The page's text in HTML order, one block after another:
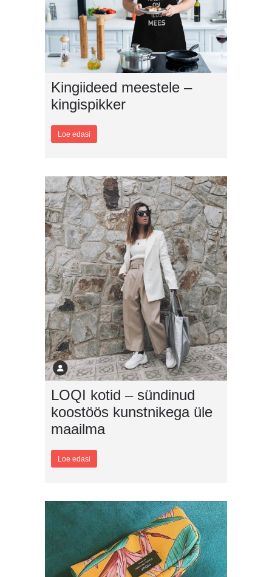
Kingiideed meestele –
kingispikker
Loe edasi
LOQI kotid – sündinud
koostöös kunstnikega üle
maailma
Loe edasi